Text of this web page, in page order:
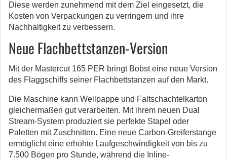
Diese werden zunehmend mit dem Ziel eingesetzt, die
Kosten von Verpackungen zu verringern und ihre
Nachhaltigkeit zu verbessern.
Neue Flachbettstanzen-Version
Mit der Mastercut 165 PER bringt Bobst eine neue Version
des Flaggschiffs seiner Flachbettstanzen auf den Markt.
Die Maschine kann Wellpappe und Faltschachtelkarton
gleichermaßen gut verarbeiten. Mit ihrem neuen Dual
Stream-System produziert sie perfekte Stapel oder
Paletten mit Zuschnitten. Eine neue Carbon-Greiferstange
ermöglicht eine erhöhte Laufgeschwindigkeit von bis zu
7.500 Bögen pro Stunde, während die Inline-